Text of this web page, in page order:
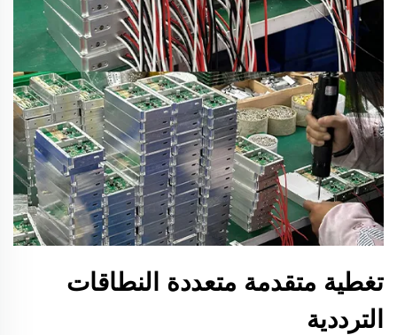
تغطية متقدمة متعددة النطاقات
الترددية